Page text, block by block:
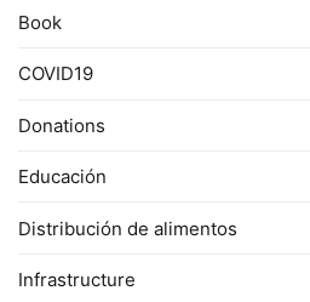
Book
COVID19
Donations
Educación
Distribución de alimentos
Infrastructure